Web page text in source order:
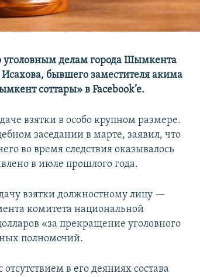
делам города Шымкента
бывшего заместителя акима
соттары» в Facebook’e.
взятки в особо крупном размере.
заседании в марте, заявил, что
во время следствия оказывалось
в июле прошлого года.
взятки должностному лицу —
комитета национальной
«за прекращение уголовного
полномочий.
в его деяниях состава